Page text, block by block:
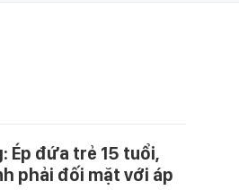
Ép đứa trẻ 15 tuổi,
phải đối mặt với áp